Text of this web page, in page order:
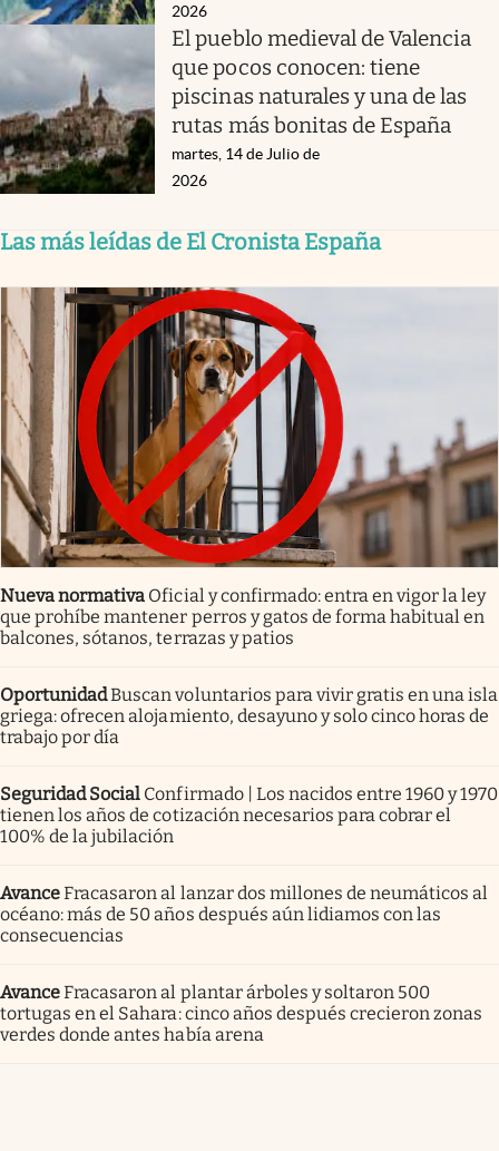
2026
El pueblo medieval de Valencia
que pocos conocen: tiene
piscinas naturales y una de las
rutas más bonitas de España
martes, 14 de Julio de
2026
Las más leídas de El Cronista España
Nueva normativa Oficial y confirmado: entra en vigor la ley
que prohíbe mantener perros y gatos de forma habitual en
balcones, sótanos, terrazas y patios
OportunidadBuscan voluntarios para vivir gratis en una isla
griega: ofrecen alojamiento, desayuno y solo cinco horas de
trabajo por día
Seguridad Social Confirmado | Los nacidos entre 1960 y 1970
tienen los años de cotización necesarios para cobrar el
100% de la jubilación
AvanceFracasaron al lanzar dos millones de neumáticos al
océano: más de 50 años después aún lidiamos con las
consecuencias
AvanceFracasaron al plantar árboles y soltaron 500
tortugas en el Sahara: cinco años después crecieron zonas
verdes donde antes había arena